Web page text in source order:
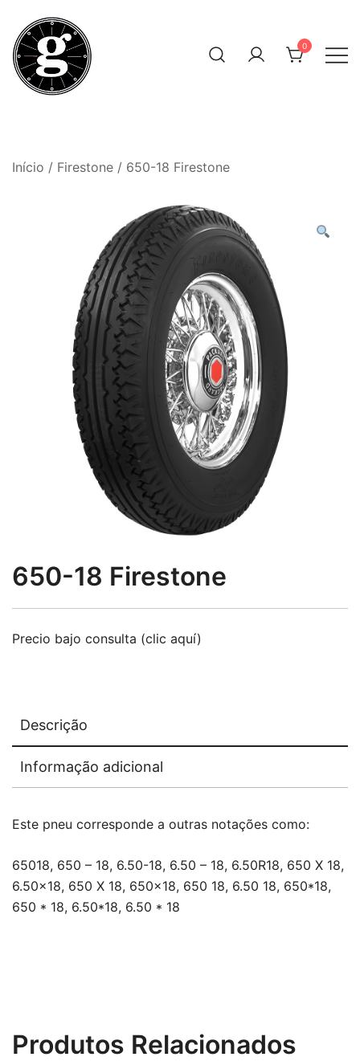
content
0
Início / Firestone / 650-18 Firestone
650-18 Firestone
Precio bajo consulta (clic aquí)
Descrição
Informação adicional
Este pneu corresponde a outras notações como:
65018, 650 – 18, 6.50-18, 6.50 – 18, 6.50R18, 650 X 18,
6.50×18, 650 X 18, 650×18, 650 18, 6.50 18, 650*18,
650 * 18, 6.50*18, 6.50 * 18
Produtos Relacionados